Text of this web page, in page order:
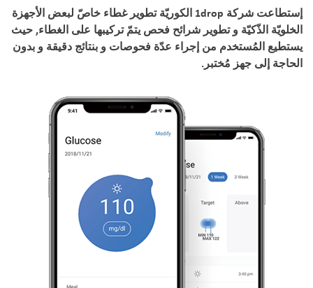
إستطاعت شركة 1drop الكوريّة تطوير غطاء خاصّ لبعض الأجهزة
الخلويّة الذّكيّة و تطوير شرائح فحص يتمّ تركيبها على الغطاء, حيث
يستطيع المُستخدم من إجراء عدّة فحوصات و بنتائج دقيقة و بدون
الحاجة إلى جهز مُختبر.